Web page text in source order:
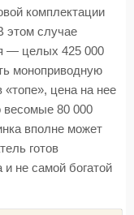
комплектации
этом случае
— целых 425 000
моноприводную
цена на нее
весомые 80 000
вполне может
готов
и не самой богатой